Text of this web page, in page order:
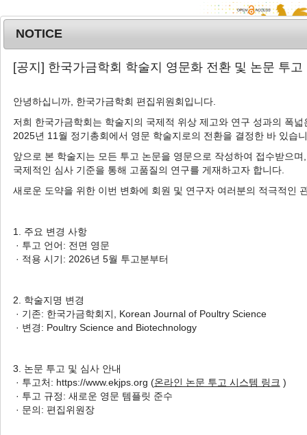
T
o
e
n
a
MENU
Advanced Search List
Author: Sang Seok Joo
4 Articles are founded.
in Laying Hens by Microalgae
Mychonastes pushpae
Mychonastes pushpae) 첨가에 따
른 생산성, 장내 면역세포 및 장내 미생물의 변화
Yeeun Kim , Goeun Han
NOTICE
[공지] 한국가금학회 학술지 영문화 전환 및 논문 투고
안녕하십니까, 한국가금학회 편집위원회입니다.
저희 한국가금학회는 학술지의 국제적 위상 제고와 연구 성과의 폭넓
2025년 11월 정기총회에서 영문 학술지로의 전환을 결정한 바 있습
앞으로 본 학술지는 모든 투고 논문을 영문으로 작성하여 접수받으며,
국제적인 심사 기준을 통해 고품질의 연구를 게재하고자 합니다.
새로운 도약을 위한 이번 변화에 회원 및 연구자 여러분의 적극적인
1. 주요 변경 사항
· 투고 언어: 전면 영문
· 적용 시기: 2026년 5월 투고분부터
2. 학술지명 변경
· 기존: 한국가금학회지, Korean Journal of Poultry Science
· 변경: Poultry Science and Biotechnology
3. 논문 투고 및 심사 안내
· 투고처: https://www.ekjps.org (온라인 논문 투고 시스템 링크 )
· 투고 규정: 새로운 영문 템플릿 준수
· 문의: 편집위원장